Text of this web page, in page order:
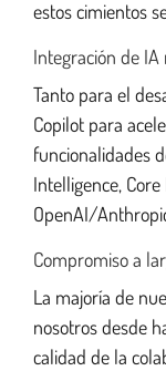
estos cimientos
Integración de IA
Tanto para el
Copilot para
funcionalidades
Intelligence,
OpenAI/
Compromiso a
La majoría de
nosotros desde
calidad de la